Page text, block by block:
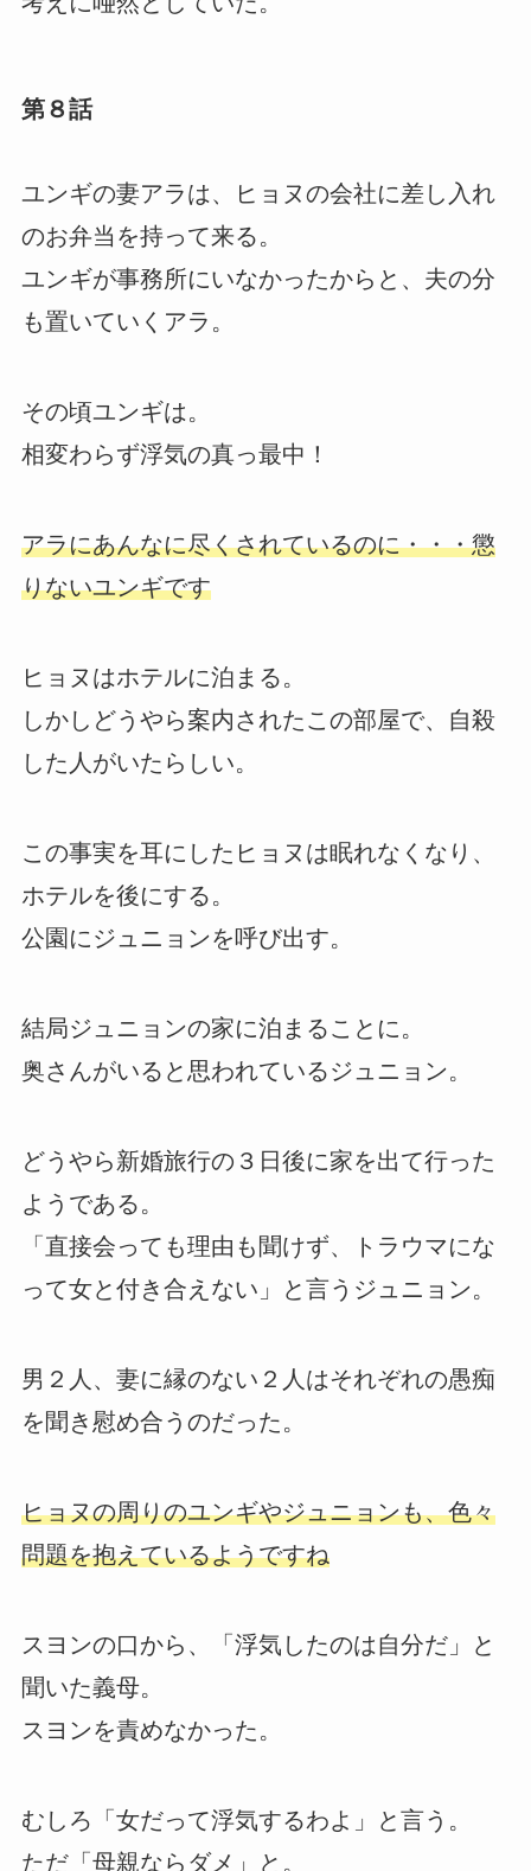
第８話
ユンギの妻アラは、ヒョヌの会社に差し入れ
のお弁当を持って来る。
ユンギが事務所にいなかったからと、夫の分
も置いていくアラ。
その頃ユンギは。
相変わらず浮気の真っ最中！
アラにあんなに尽くされているのに・・・懲
りないユンギです
ヒョヌはホテルに泊まる。
しかしどうやら案内されたこの部屋で、自殺
した人がいたらしい。
この事実を耳にしたヒョヌは眠れなくなり、
ホテルを後にする。
公園にジュニョンを呼び出す。
結局ジュニョンの家に泊まることに。
奥さんがいると思われているジュニョン。
どうやら新婚旅行の３日後に家を出て行った
ようである。
「直接会っても理由も聞けず、トラウマにな
って女と付き合えない」と言うジュニョン。
男２人、妻に縁のない２人はそれぞれの愚痴
を聞き慰め合うのだった。
ヒョヌの周りのユンギやジュニョンも、色々
問題を抱えているようですね
スヨンの口から、「浮気したのは自分だ」と
聞いた義母。
スヨンを責めなかった。
むしろ「女だって浮気するわよ」と言う。
ただ「母親ならダメ」と。